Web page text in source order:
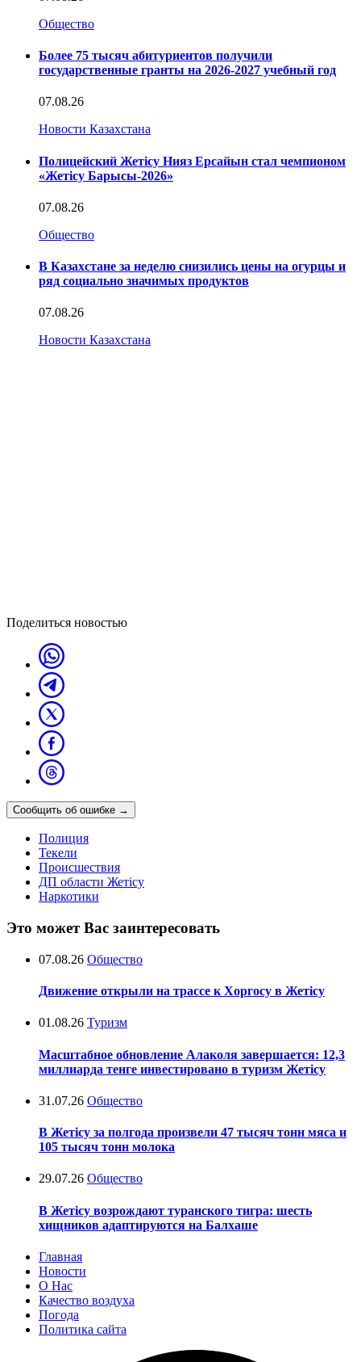
Общество
Более 75 тысяч абитуриентов получили
государственные гранты на 2026-2027 учебный год
07.08.26
Новости Казахстана
Полицейский Жетісу Нияз Ерсайын стал чемпионом
«Жетісу Барысы-2026»
07.08.26
Общество
В Казахстане за неделю снизились цены на огурцы и
ряд социально значимых продуктов
07.08.26
Новости Казахстана
Поделиться новостью
Сообщить об ошибке →
Полиция
Текели
Происшествия
ДП области Жетісу
Наркотики
Это может Вас заинтересовать
07.08.26 Общество
Движение открыли на трассе к Хоргосу в Жетісу
01.08.26 Туризм
Масштабное обновление Алаколя завершается: 12,3
миллиарда тенге инвестировано в туризм Жетісу
31.07.26 Общество
В Жетісу за полгода произвели 47 тысяч тонн мяса и
105 тысяч тонн молока
29.07.26 Общество
В Жетісу возрождают туранского тигра: шесть
хищников адаптируются на Балхаше
Главная
Новости
О Нас
Качество воздуха
Погода
Политика сайта